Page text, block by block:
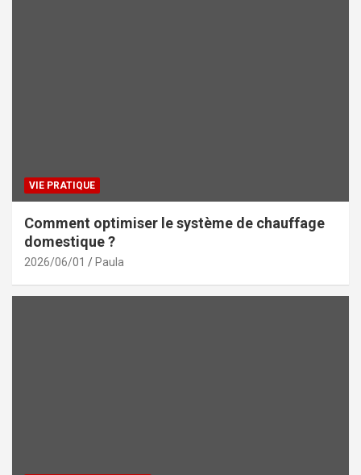
VIE PRATIQUE
Comment optimiser le système de chauffage
domestique ?
2026/06/01 Paula